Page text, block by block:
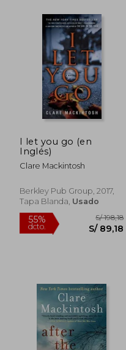
dcto.
I let you go (en
Inglés)
Clare Mackintosh
Berkley Pub Group, 2017,
Tapa Blanda, Usado